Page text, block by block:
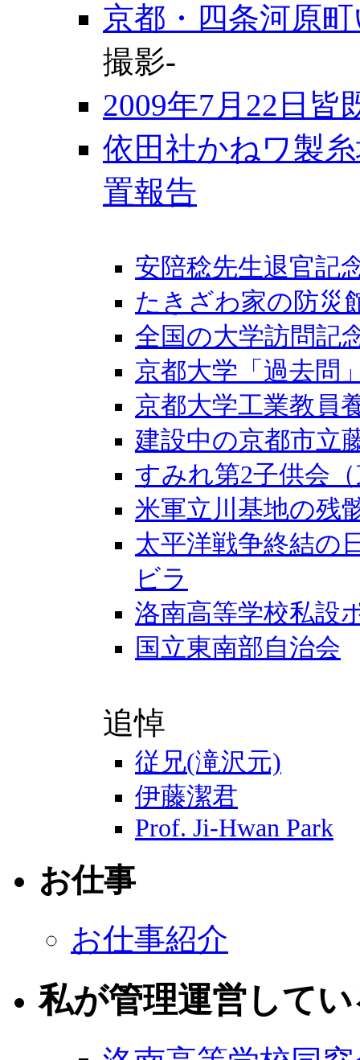
京都・四条河原
撮影-
2009年7月22日皆
依田社かねワ製
置報告
安陪稔先生退官記
たきざわ家の防災
全国の大学訪問記
京都大学「過去問
京都大学工業教員
建設中の京都市立
すみれ第2子供会
米軍立川基地の残
太平洋戦争終結の
ビラ
洛南高等学校私設
国立東南部自治会
追悼
従兄(滝沢元)
伊藤潔君
Prof. Ji-Hwan Park
お仕事
お仕事紹介
私が管理運営して